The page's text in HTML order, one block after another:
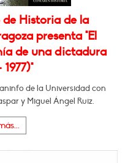
Historia de la
presenta "El
de una dictadura
1977)"
de la Universidad con
y Miguel Ángel Ruiz.